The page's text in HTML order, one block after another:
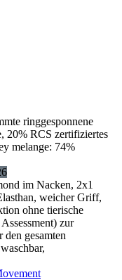
ringgesponnene
20% RCS zertifiziertes
melange: 74%
im Nacken, 2x1
weicher Griff,
ohne tierische
zur
gesamten